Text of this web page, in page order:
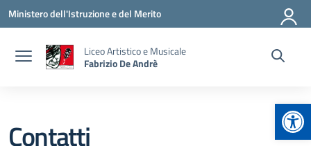
Vai ai contenuti
Vai al menu di navigazione
Vai al footer
Ministero dell'Istruzione e del Merito
Liceo Artistico e Musicale
Fabrizio De Andrè
Contatti